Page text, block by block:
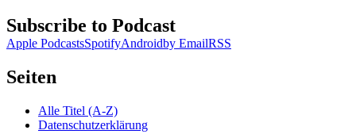
Subscribe to Podcast
Apple PodcastsSpotifyAndroidby EmailRSS
Seiten
Alle Titel (A-Z)
Datenschutzerklärung